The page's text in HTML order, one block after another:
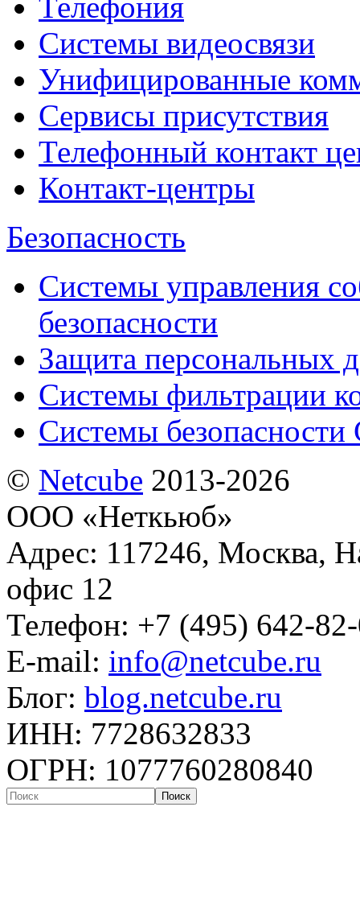
Телефония
Системы видеосвязи
Унифицированные
Сервисы присутствия
Телефонный контакт
Контакт-центры
Безопасность
Системы управления
безопасности
Защита персональных
Системы фильтрации
Системы безопасности
© Netсube 2013-2026
ООО «Неткьюб»
Адрес: 117246, Москва,
офис 12
Телефон: +7 (495) 642-
E-mail: info@netcube.ru
Блог: blog.netcube.ru
ИНН: 7728632833
ОГРН: 1077760280840